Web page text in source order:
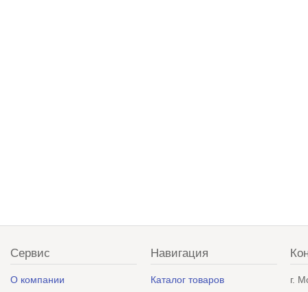
Сервис
О компании
Навигация
Каталог товаров
г.